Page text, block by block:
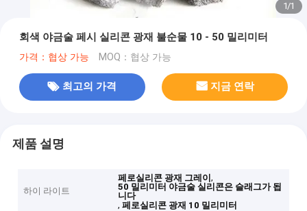
1/1
회색 야금술 페시 실리콘 광재 불순물 10 - 50 밀리미터
가격：협상 가능 MOQ：협상 가능
최고의 가격 지금 연락
제품 설명
하이 라이트
페로실리콘 광재 그레이,
50 밀리미터 야금술 실리콘은 슬래그가 됩
니다
,페로실리콘 광재 10 밀리미터